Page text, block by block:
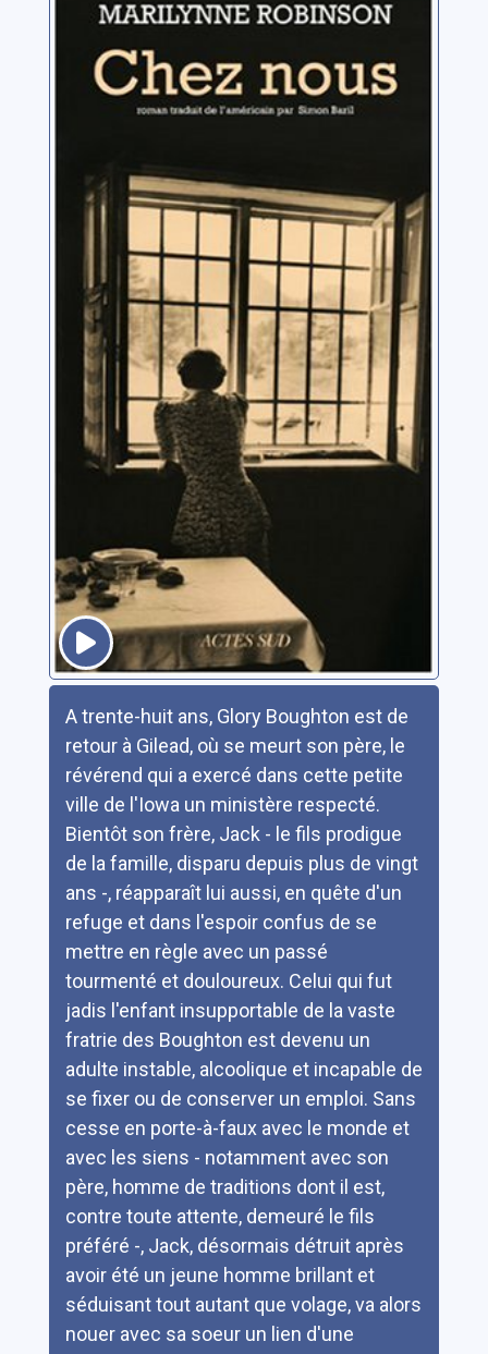
A trente-huit ans, Glory Boughton est de
retour à Gilead, où se meurt son père, le
révérend qui a exercé dans cette petite
ville de l'Iowa un ministère respecté.
Bientôt son frère, Jack - le fils prodigue
de la famille, disparu depuis plus de vingt
ans -, réapparaît lui aussi, en quête d'un
refuge et dans l'espoir confus de se
mettre en règle avec un passé
tourmenté et douloureux. Celui qui fut
jadis l'enfant insupportable de la vaste
fratrie des Boughton est devenu un
adulte instable, alcoolique et incapable de
se fixer ou de conserver un emploi. Sans
cesse en porte-à-faux avec le monde et
avec les siens - notamment avec son
père, homme de traditions dont il est,
contre toute attente, demeuré le fils
préféré -, Jack, désormais détruit après
avoir été un jeune homme brillant et
séduisant tout autant que volage, va alors
nouer avec sa soeur un lien d'une